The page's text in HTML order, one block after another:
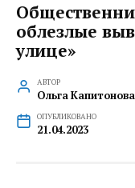
облезлые
улице»
АВТОР
Ольга Капитонова
ОПУБЛИКОВАНО
21.04.2023